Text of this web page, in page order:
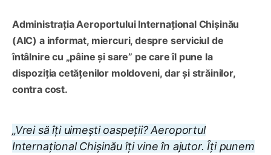
Administrația Aeroportului Internațional Chișinău
(AIC) a informat, miercuri, despre serviciul de
întâlnire cu „pâine și sare” pe care îl pune la
dispoziția cetățenilor moldoveni, dar și străinilor,
contra cost.
„Vrei să îți uimești oaspeții? Aeroportul
Internațional Chișinău îți vine în ajutor. Îți punem